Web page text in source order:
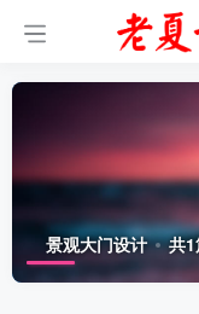
景观大门设计 共